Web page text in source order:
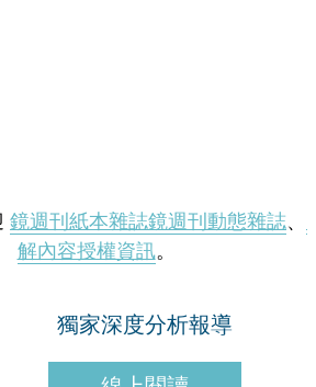
鏡週刊紙本雜誌鏡週刊動態雜誌、
解內容授權資訊。
獨家深度分析報導